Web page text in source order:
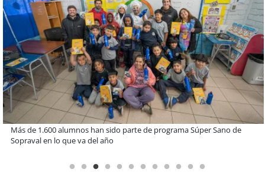
Miguel Palacios asume la presidencia de Magallanes Puerto
Sostenible con foco en la vinculación ciudadana